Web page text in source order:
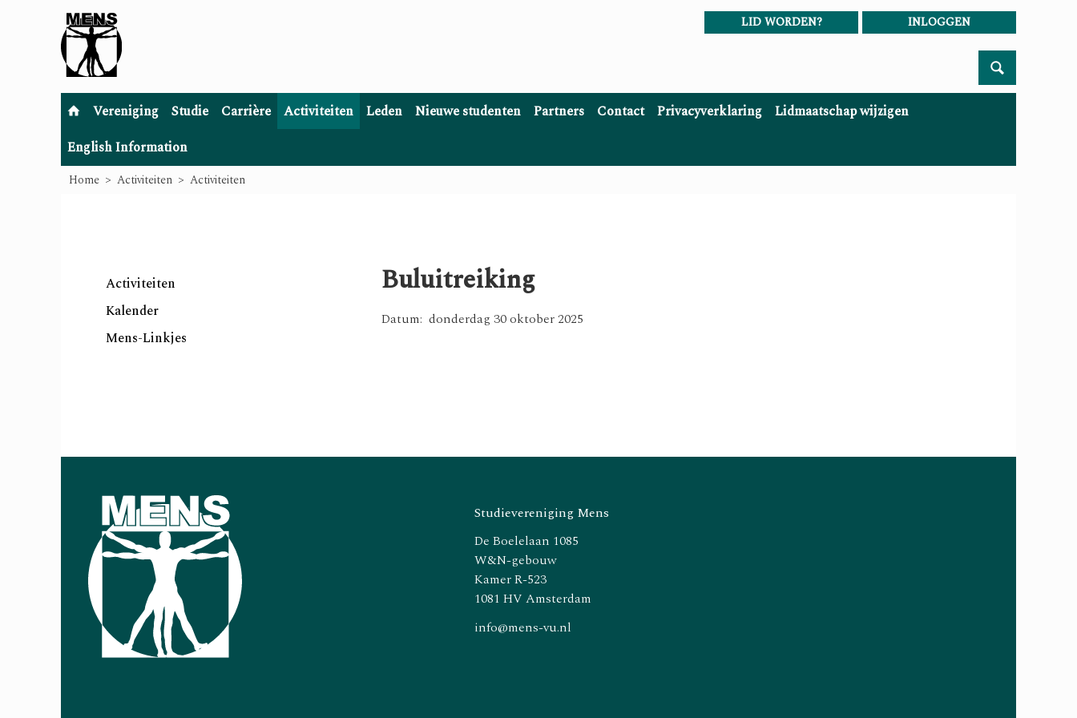
LID WORDEN? INLOGGEN
Vereniging Studie Carrière Activiteiten Leden Nieuwe studenten Partners Contact Privacyverklaring
Lidmaatschap wijzigen
English Information
Home Activiteiten Activiteiten
Activiteiten
Kalender
Mens-Linkjes
Buluitreiking
Datum: donderdag 30 oktober 2025
Studievereniging Mens
De Boelelaan 1085
W&N-gebouw
Kamer R-523
1081 HV Amsterdam
info@mens-vu.nl